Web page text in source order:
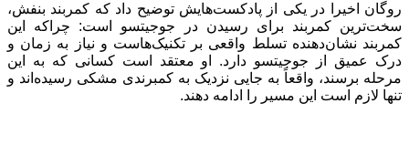
روگان اخیرا در یکی از پادکست‌هایش توضیح داد که کمربند بنفش،
سخت‌ترین کمربند برای رسیدن در جوجیتسو است: چراکه این
کمربند نشان‌دهنده تسلط واقعی بر تکنیک‌هاست و نیاز به زمان و
درک عمیق از جوجیتسو دارد. او معتقد است کسانی که به این
مرحله برسند، واقعاً به جایی نزدیک به کمبرندی مشکی رسیده‌اند و
تنها لازم است این مسیر را ادامه دهند.